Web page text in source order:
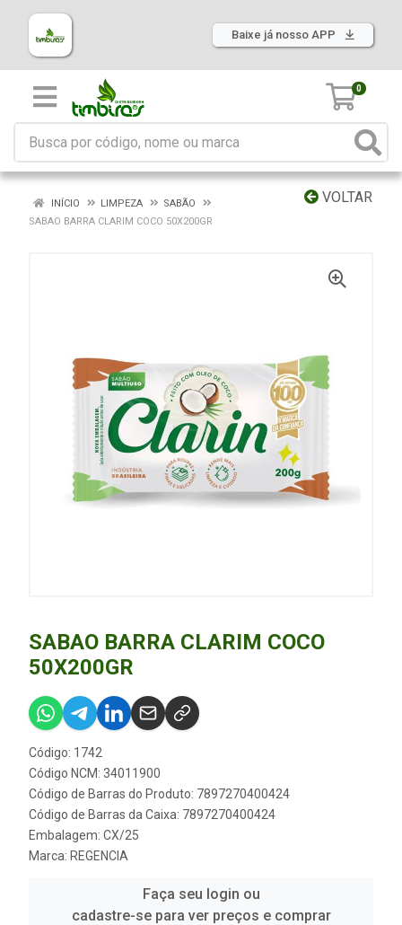
Baixe já nosso APP
0
VOLTAR
INÍCIO LIMPEZA
SABÃO
SABAO BARRA CLARIM COCO 50X200GR
SABAO BARRA CLARIM COCO
50X200GR
Código: 1742
Código NCM: 34011900
Código de Barras do Produto: 7897270400424
Código de Barras da Caixa: 7897270400424
Embalagem: CX/25
Marca: REGENCIA
Faça seu login ou
cadastre-se para ver preços e comprar